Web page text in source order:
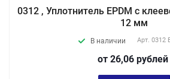
0312 , Уплотнитель EPDM с
12 мм
В наличии Арт. 0312
от 26,06 рублей